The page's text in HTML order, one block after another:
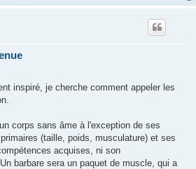
inspiré, je cherche comment appeler les
corps sans âme à l'exception de ses
(taille, poids, musculature) et ses
acquises, ni son
barbare sera un paquet de muscle, qui a